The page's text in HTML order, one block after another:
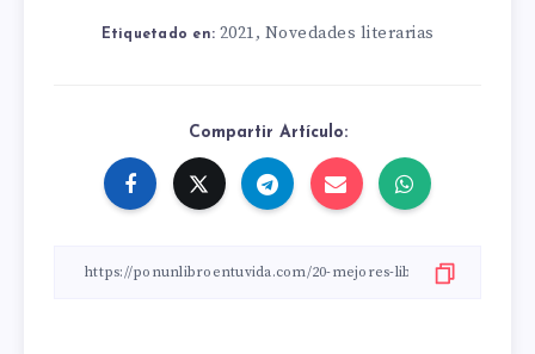
Etiquetado en: 2021, Novedades literarias
Compartir Artículo: